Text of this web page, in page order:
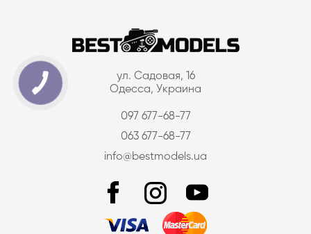
ул. Садовая, 16
Одесса, Украина
097 677-68-77
063 677-68-77
info@bestmodels.ua